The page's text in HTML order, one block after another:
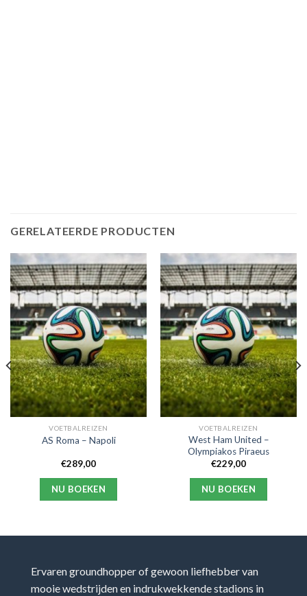
GERELATEERDE PRODUCTEN
VOETBALREIZEN
AS Roma – Napoli
€289,00
NU BOEKEN
VOETBALREIZEN
West Ham United –
Olympiakos Piraeus
€229,00
NU BOEKEN
Ervaren groundhopper of gewoon liefhebber van
mooie wedstrijden en indrukwekkende stadions in